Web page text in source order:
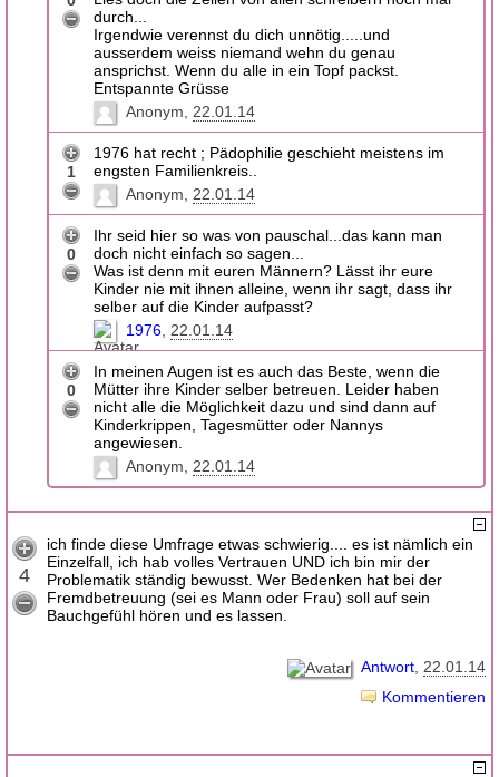
durch...
Irgendwie verennst du dich unnötig.....und
ausserdem weiss niemand wehn du genau
ansprichst. Wenn du alle in ein Topf packst.
Entspannte Grüsse
Anonym
22.01.14
1
1976 hat recht ; Pädophilie geschieht meistens im
engsten Familienkreis..
Anonym
22.01.14
0
Ihr seid hier so was von pauschal...das kann man
doch nicht einfach so sagen...
Was ist denn mit euren Männern? Lässt ihr eure
Kinder nie mit ihnen alleine, wenn ihr sagt, dass ihr
selber auf die Kinder aufpasst?
1976 22.01.14
0
In meinen Augen ist es auch das Beste, wenn die
Mütter ihre Kinder selber betreuen. Leider haben
nicht alle die Möglichkeit dazu und sind dann auf
Kinderkrippen, Tagesmütter oder Nannys
angewiesen.
Anonym
22.01.14
4
ich finde diese Umfrage etwas schwierig.... es ist nämlich ein
Einzelfall, ich hab volles Vertrauen UND ich bin mir der
Problematik ständig bewusst. Wer Bedenken hat bei der
Fremdbetreuung (sei es Mann oder Frau) soll auf sein
Bauchgefühl hören und es lassen.
Antwort 22.01.14
Kommentieren